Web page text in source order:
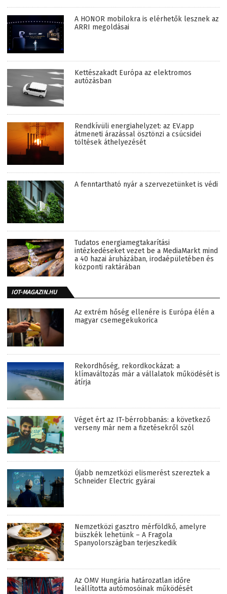
A HONOR mobilokra is elérhetők lesznek az
ARRI megoldásai
Kettészakadt Európa az elektromos
autózásban
Rendkívüli energiahelyzet: az EV.app
átmeneti árazással ösztönzi a csúcsidei
töltések áthelyezését
A fenntartható nyár a szervezetünket is védi
Tudatos energiamegtakarítási
intézkedéseket vezet be a MediaMarkt mind
a 40 hazai áruházában, irodaépületében és
központi raktárában
IOT-MAGAZIN.HU
Az extrém hőség ellenére is Európa élén a
magyar csemegekukorica
Rekordhőség, rekordkockázat: a
klímaváltozás már a vállalatok működését is
átírja
Véget ért az IT-bérrobbanás: a következő
verseny már nem a fizetésekről szól
Újabb nemzetközi elismerést szereztek a
Schneider Electric gyárai
Nemzetközi gasztro mérföldkő, amelyre
büszkék lehetünk – A Fragola
Spanyolországban terjeszkedik
Az OMV Hungária határozatlan időre
leállította autómosóinak működését